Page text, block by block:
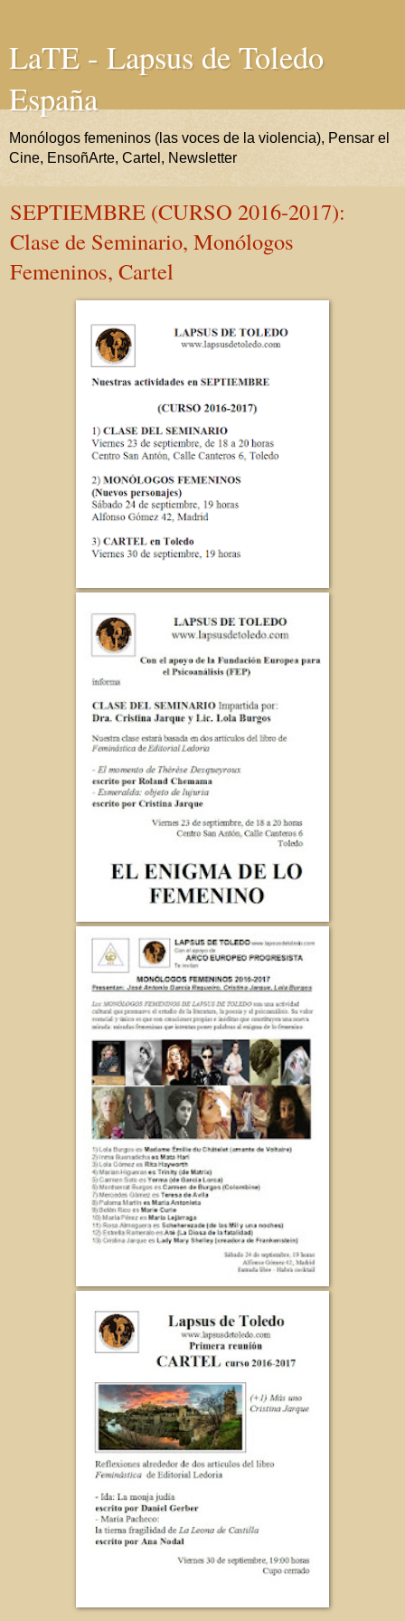
LaTE - Lapsus de Toledo
España
Monólogos femeninos (las voces de la violencia), Pensar el
Cine, EnsoñArte, Cartel, Newsletter
SEPTIEMBRE (CURSO 2016-2017):
Clase de Seminario, Monólogos
Femeninos, Cartel